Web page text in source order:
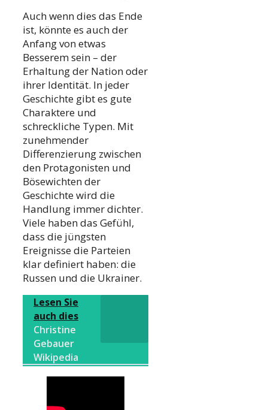
Auch wenn dies das Ende
ist, könnte es auch der
Anfang von etwas
Besserem sein – der
Erhaltung der Nation oder
ihrer Identität. In jeder
Geschichte gibt es gute
Charaktere und
schreckliche Typen. Mit
zunehmender
Differenzierung zwischen
den Protagonisten und
Bösewichten der
Geschichte wird die
Handlung immer dichter.
Viele haben das Gefühl,
dass die jüngsten
Ereignisse die Parteien
klar definiert haben: die
Russen und die Ukrainer.
Lesen Sie
auch dies
Christine
Gebauer
Wikipedia